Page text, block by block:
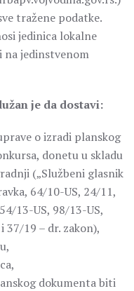
tražene podatke.
jedinica lokalne
na jedinstvenom
je da dostavi:
o izradi planskog
donetu u skladu
(„Službeni glasnik
64/10-US, 24/11,
13-US, 98/13-US,
37/19 – dr. zakon),
dokumenta biti